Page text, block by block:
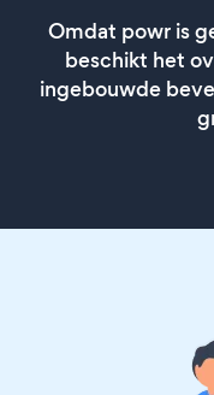
Omdat powr is
beschikt het
ingebouwde